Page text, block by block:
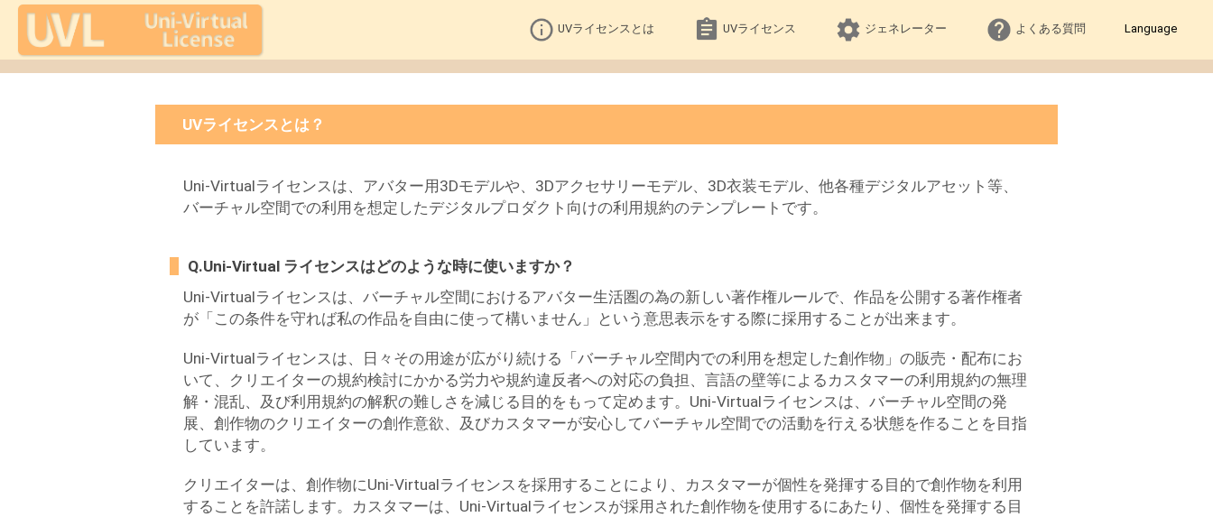
UVライセンスとは UVライセンス ジェネレーター よくある質問 Language
UVライセンスとは？
Uni-Virtualライセンスは、アバター用3Dモデルや、3Dアクセサリーモデル、3D衣装モデル、他各種デジタルアセット等、
バーチャル空間での利用を想定したデジタルプロダクト向けの利用規約のテンプレートです。
Q.Uni-Virtual ライセンスはどのような時に使いますか？
Uni-Virtualライセンスは、バーチャル空間におけるアバター生活圏の為の新しい著作権ルールで、作品を公開する著作権者
が「この条件を守れば私の作品を自由に使って構いません」という意思表示をする際に採用することが出来ます。
Uni-Virtualライセンスは、日々その用途が広がり続ける「バーチャル空間内での利用を想定した創作物」の販売・配布にお
いて、クリエイターの規約検討にかかる労力や規約違反者への対応の負担、言語の壁等によるカスタマーの利用規約の無理
解・混乱、及び利用規約の解釈の難しさを減じる目的をもって定めます。Uni-Virtualライセンスは、バーチャル空間の発
展、創作物のクリエイターの創作意欲、及びカスタマーが安心してバーチャル空間での活動を行える状態を作ることを目指
しています。
クリエイターは、創作物にUni-Virtualライセンスを採用することにより、カスタマーが個性を発揮する目的で創作物を利用
することを許諾します。カスタマーは、Uni-Virtualライセンスが採用された創作物を使用するにあたり、個性を発揮する目